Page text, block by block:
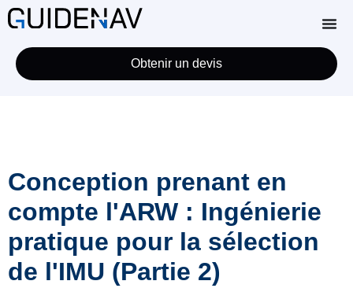
Obtenir un devis
Conception prenant en
compte l'ARW : Ingénierie
pratique pour la sélection
de l'IMU (Partie 2)